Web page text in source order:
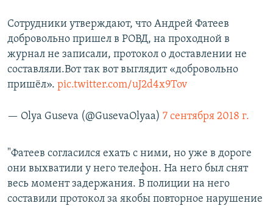
Сотрудники утверждают, что Андрей Фатеев
добровольно пришел в РОВД, на проходной в
журнал не записали, протокол о доставлении не
составляли.Вот так вот выглядит «добровольно
пришёл». pic.twitter.com/uJ2d4x9Tov
— Olya Guseva (@GusevaOlyaa) 7 сентября 2018 г.
"Фатеев согласился ехать с ними, но уже в дороге
они выхватили у него телефон. На него был снят
весь момент задержания. В полиции на него
составили протокол за якобы повторное нарушение